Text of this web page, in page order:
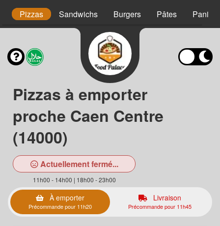
Pizzas Sandwichs Burgers Pâtes Paninis
Pizzas à emporter
proche Caen Centre
(14000)
Actuellement fermé...
11h00 - 14h00 | 18h00 - 23h00
À emporter
Précommande pour 11h20
Livraison
Précommande pour 11h45